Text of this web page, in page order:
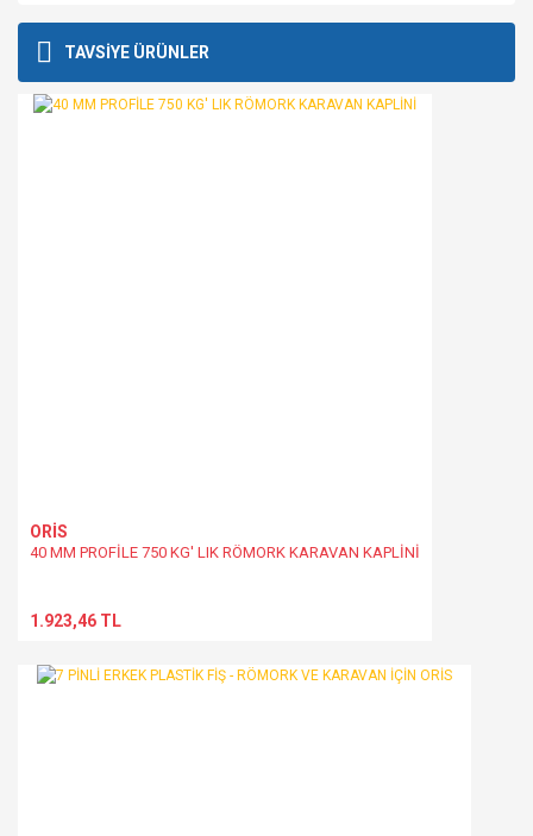
Bu ürüne ilk yorumu siz yapın!
kullanarak tarafımıza iletebilirsiniz.
Görüş ve önerileriniz için teşekkür ederiz.
TAVSİYE ÜRÜNLER
ORİS
40 MM PROFİLE 750 KG' LIK RÖMORK KARAVAN KAPLİNİ
1.923,46 TL